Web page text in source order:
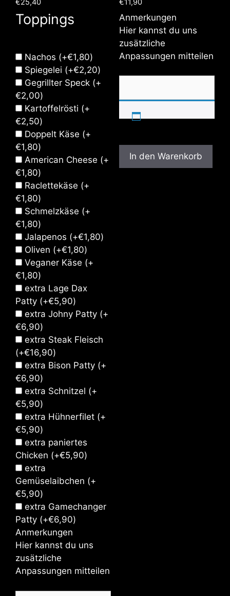
€25,40
Toppings
Nachos (+€1,80)
Spiegelei (+€2,20)
Gegrillter Speck (+
€2,00)
Kartoffelrösti (+
€2,50)
Doppelt Käse (+
€1,80)
American Cheese (+
€1,80)
Raclettekäse (+
€1,80)
Schmelzkäse (+
€1,80)
Jalapenos (+€1,80)
Oliven (+€1,80)
Veganer Käse (+
€1,80)
extra Lage Dax
Patty (+€5,90)
extra Johny Patty (+
€6,90)
extra Steak Fleisch
(+€16,90)
extra Bison Patty (+
€6,90)
extra Schnitzel (+
€5,90)
extra Hühnerfilet (+
€5,90)
extra paniertes
Chicken (+€5,90)
extra
Gemüselaibchen (+
€5,90)
extra Gamechanger
Patty (+€6,90)
Anmerkungen
Hier kannst du uns
zusätzliche
Anpassungen mitteilen
€11,90
Anmerkungen
Hier kannst du uns
zusätzliche
Anpassungen mitteilen
In den Warenkorb